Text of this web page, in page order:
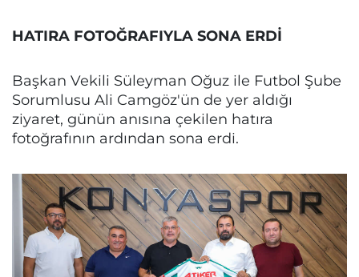
HATIRA FOTOĞRAFIYLA SONA ERDİ
Başkan Vekili Süleyman Oğuz ile Futbol Şube
Sorumlusu Ali Camgöz'ün de yer aldığı
ziyaret, günün anısına çekilen hatıra
fotoğrafının ardından sona erdi.